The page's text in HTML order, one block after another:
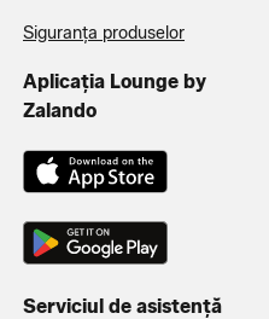
Siguranța produselor
Aplicația Lounge by
Zalando
Serviciul de asistență